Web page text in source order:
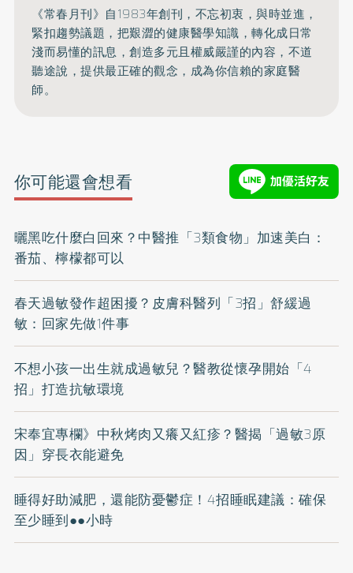
《常春月刊》自1983年創刊，不忘初衷，與時並進，
緊扣趨勢議題，把艱澀的健康醫學知識，轉化成日常
淺而易懂的訊息，創造多元且權威嚴謹的內容， 不道
聽途說，提供最正確的觀念，成為你信賴的家庭醫
師。
你可能還會想看
曬黑吃什麼白回來？中醫推「3類食物」加速美白：
番茄、檸檬都可以
春天過敏發作超困擾？皮膚科醫列「3招」舒緩過
敏：回家先做1件事
不想小孩一出生就成過敏兒？醫教從懷孕開始「4
招」打造抗敏環境
宋奉宜專欄》中秋烤肉又癢又紅疹？醫揭「過敏3原
因」穿長衣能避免
睡得好助減肥，還能防憂鬱症！4招睡眠建議：確保
至少睡到●●小時